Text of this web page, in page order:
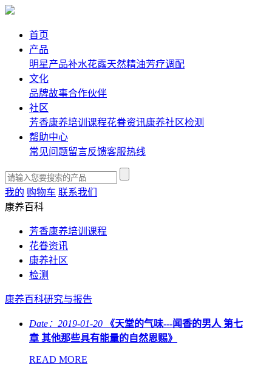
首页
产品
明星产品补水花露天然精油芳疗调配
文化
品牌故事合作伙伴
社区
芳香康养培训课程花眷资讯康养社区检测
帮助中心
常见问题留言反馈客服热线
我的 购物车 联系我们
康养百科
芳香康养培训课程
花眷资讯
康养社区
检测
康养百科研究与报告
Date：2019-01-20
《天堂的气味---闻香的男人 第七
章 其他那些具有能量的自然恩赐》
READ MORE